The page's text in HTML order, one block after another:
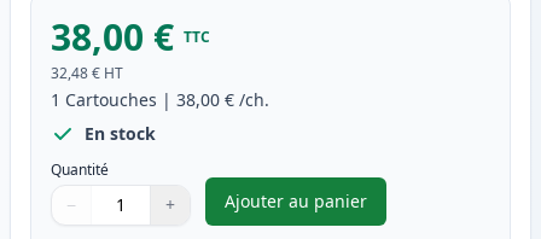
38,00 € TTC
32,48 € HT
1 Cartouches | 38,00 € /ch.
En stock
Quantité
Quantité
Utilisez les boutons pour ajuster
− +
Quantité
Ajouter au panier
,Brother DR-243CL tambour